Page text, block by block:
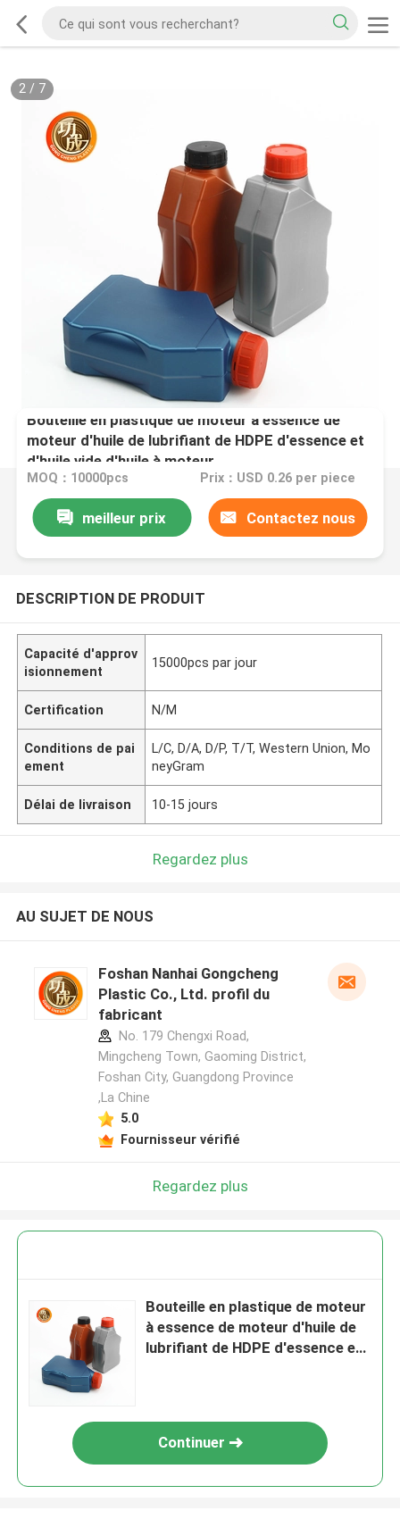
2/ 7
Bouteille en plastique de moteur à essence de
moteur d'huile de lubrifiant de HDPE d'essence et
d'huile vide d'huile à moteur
MOQ：10000pcs Prix：USD 0.26 per piece
meilleur prix Contactez nous
DESCRIPTION DE PRODUIT
Capacité d'approv
isionnement
15000pcs par jour
Certification N/M
Conditions de pai
ement
L/C, D/A, D/P, T/T, Western Union, Mo
neyGram
Délai de livraison 10-15 jours
Regardez plus
AU SUJET DE NOUS
Foshan Nanhai Gongcheng
Plastic Co., Ltd. profil du
fabricant
No. 179 Chengxi Road,
Mingcheng Town, Gaoming District,
Foshan City, Guangdong Province
,La Chine
5.0
Fournisseur vérifié
Regardez plus
Bouteille en plastique de moteur
à essence de moteur d'huile de
lubrifiant de HDPE d'essence et
Continuer